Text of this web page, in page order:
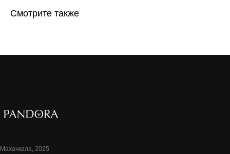
Смотрите также
Махачкала, 2025